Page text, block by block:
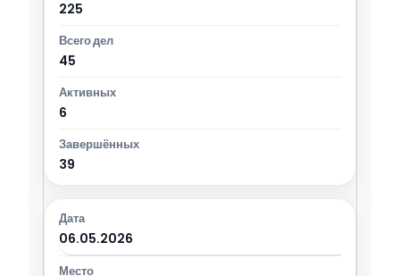
225
45
6
39
06.05.2026